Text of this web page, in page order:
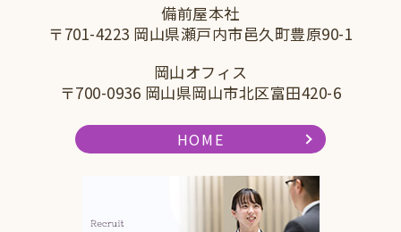
備前屋本社
〒701-4223 岡山県瀬戸内市邑久町豊原90-1
岡山オフィス
〒700-0936 岡山県岡山市北区富田420-6
HOME